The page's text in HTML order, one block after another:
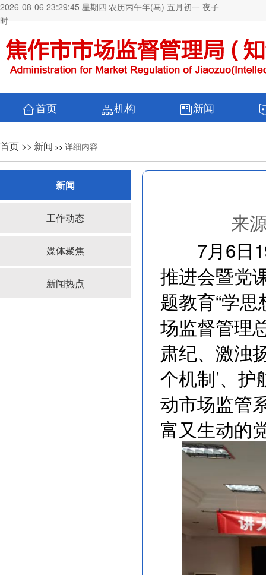
2026-08-06 23:29:46 星期四 农历丙午年(马) 五月初一 夜子
时
首页 机构 新闻
首页 >> 新闻 >> 详细内容
新闻
工作动态
媒体聚焦
新闻热点
来
7月6日19
推进会暨党
题教育“学
场监督管理
肃纪、激浊
个机制’、
动市场监管
富又生动的